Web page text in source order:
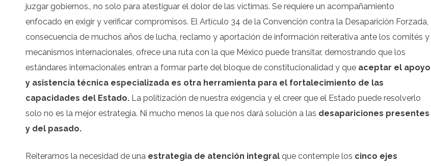
juzgar gobiernos., no solo para atestiguar el dolor de las víctimas. Se requiere un acompañamiento
enfocado en exigir y verificar compromisos. El Artículo 34 de la Convención contra la Desaparición Forzada,
consecuencia de muchos años de lucha, reclamo y aportación de información reiterativa ante los comités y
mecanismos internacionales, ofrece una ruta con la que México puede transitar, demostrando que los
estándares internacionales entran a formar parte del bloque de constitucionalidad y que aceptar el apoyo
y asistencia técnica especializada es otra herramienta para el fortalecimiento de las
capacidades del Estado. La politización de nuestra exigencia y el creer que el Estado puede resolverlo
solo no es la mejor estrategia. Ni mucho menos la que nos dará solución a las desapariciones presentes
y del pasado.
Reiteramos la necesidad de una estrategia de atención integral que contemple los cinco ejes